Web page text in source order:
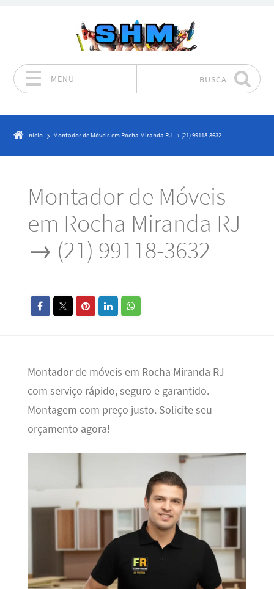
MENU BUSCA
Início Montador de Móveis em Rocha Miranda RJ → (21) 99118-3632
Montador de Móveis
em Rocha Miranda RJ
→ (21) 99118-3632
Montador de móveis em Rocha Miranda RJ
com serviço rápido, seguro e garantido.
Montagem com preço justo. Solicite seu
orçamento agora!